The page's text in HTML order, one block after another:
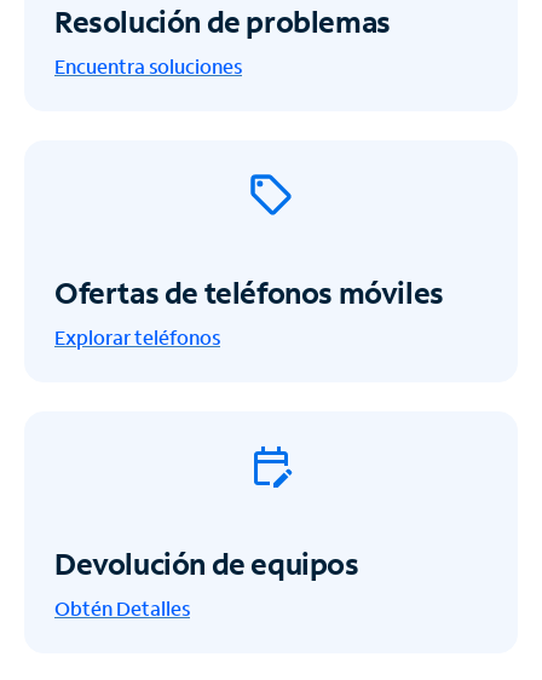
Resolución de problemas
Encuentra soluciones
Ofertas de teléfonos móviles
Explorar teléfonos
Devolución de equipos
ObténDetalles